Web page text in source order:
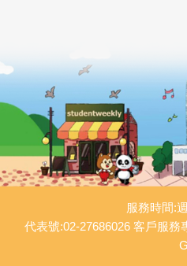
服務時間:
代表號:02-27686026 客戶服